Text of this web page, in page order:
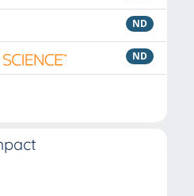
ND
ND